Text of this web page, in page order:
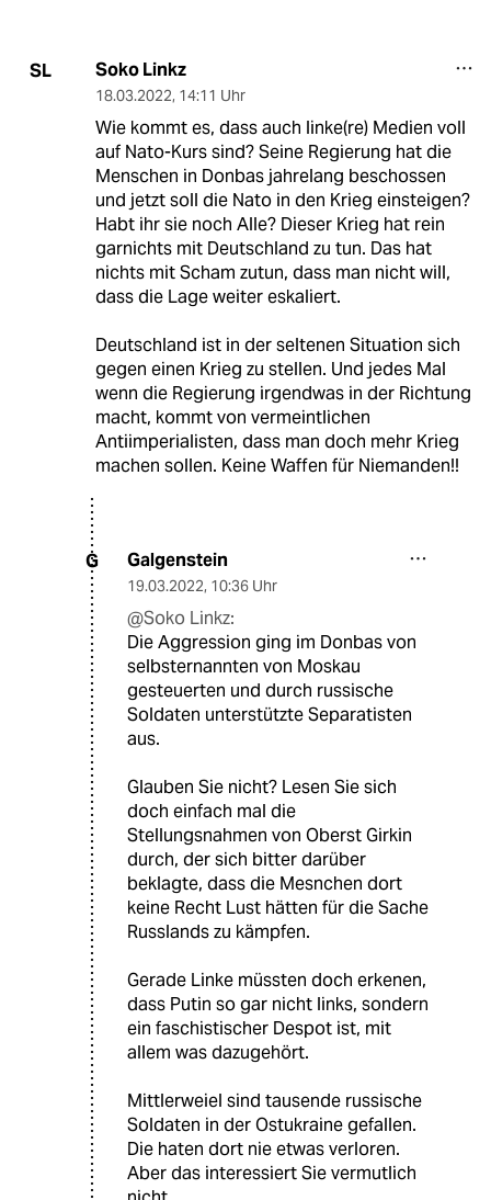
SL Soko Linkz
18.03.2022, 14:11 Uhr
Wie kommt es, dass auch linke(re) Medien voll
auf Nato-Kurs sind? Seine Regierung hat die
Menschen in Donbas jahrelang beschossen
und jetzt soll die Nato in den Krieg einsteigen?
Habt ihr sie noch Alle? Dieser Krieg hat rein
garnichts mit Deutschland zu tun. Das hat
nichts mit Scham zutun, dass man nicht will,
dass die Lage weiter eskaliert.
Deutschland ist in der seltenen Situation sich
gegen einen Krieg zu stellen. Und jedes Mal
wenn die Regierung irgendwas in der Richtung
macht, kommt von vermeintlichen
Antiimperialisten, dass man doch mehr Krieg
machen sollen. Keine Waffen für Niemanden!!
G Galgenstein
19.03.2022, 10:36 Uhr
@Soko Linkz:
Die Aggression ging im Donbas von
selbsternannten von Moskau
gesteuerten und durch russische
Soldaten unterstützte Separatisten
aus.
Glauben Sie nicht? Lesen Sie sich
doch einfach mal die
Stellungsnahmen von Oberst Girkin
durch, der sich bitter darüber
beklagte, dass die Mesnchen dort
keine Recht Lust hätten für die Sache
Russlands zu kämpfen.
Gerade Linke müssten doch erkenen,
dass Putin so gar nicht links, sondern
ein faschistischer Despot ist, mit
allem was dazugehört.
Mittlerweiel sind tausende russische
Soldaten in der Ostukraine gefallen.
Die haten dort nie etwas verloren.
Aber das interessiert Sie vermutlich